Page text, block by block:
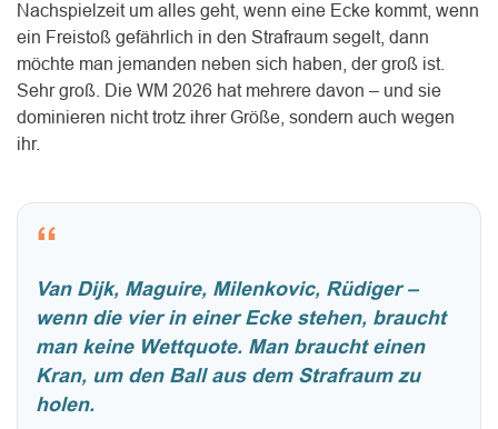
Nachspielzeit um alles geht, wenn eine Ecke kommt, wenn
ein Freistoß gefährlich in den Strafraum segelt, dann
möchte man jemanden neben sich haben, der groß ist.
Sehr groß. Die WM 2026 hat mehrere davon – und sie
dominieren nicht trotz ihrer Größe, sondern auch wegen
ihr.
“
Van Dijk, Maguire, Milenkovic, Rüdiger –
wenn die vier in einer Ecke stehen, braucht
man keine Wettquote. Man braucht einen
Kran, um den Ball aus dem Strafraum zu
holen.